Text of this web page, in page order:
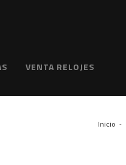
VENTA RELOJES
Inicio